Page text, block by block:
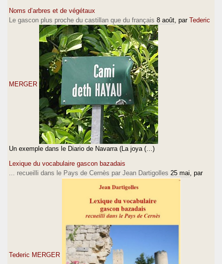
Noms d’arbres et de végétaux
Le gascon plus proche du castillan que du français 8 août , par Tederic
MERGER
Un exemple dans le Diario de Navarra (La joya (…)
Lexique du vocabulaire gascon bazadais
... recueilli dans le Pays de Cernès par Jean Dartigolles 25 mai , par
Tederic MERGER